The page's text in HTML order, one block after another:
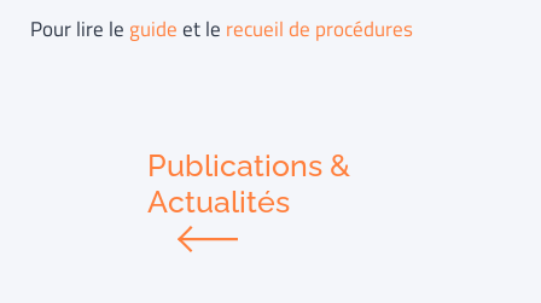
Pour lire le guideet le recueil de procédures
Publications &
Actualités